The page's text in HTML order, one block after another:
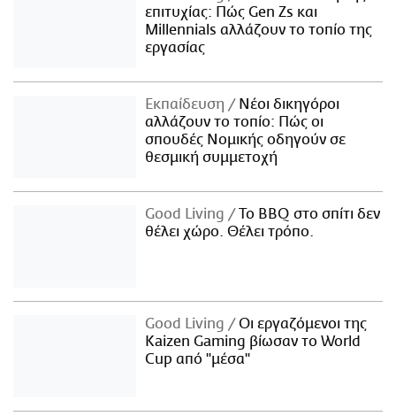
επιτυχίας: Πώς Gen Zs και
Millennials αλλάζουν το τοπίο της
εργασίας
Εκπαίδευση
Νέοι δικηγόροι
αλλάζουν το τοπίο: Πώς οι
σπουδές Νομικής οδηγούν σε
θεσμική συμμετοχή
Good Living
Το BBQ στο σπίτι δεν
θέλει χώρο. Θέλει τρόπο.
Good Living
Οι εργαζόμενοι της
Kaizen Gaming βίωσαν το World
Cup από "μέσα"